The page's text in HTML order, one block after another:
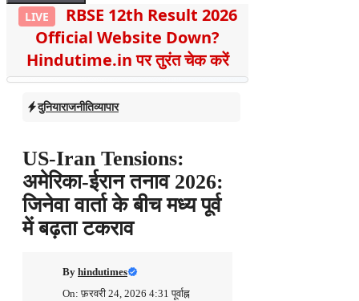
LIVE
RBSE 12th Result 2026
Official Website Down?
Hindutime.in पर तुरंत चेक करें
दुनियाराजनीतिव्यापार
US-Iran Tensions:
अमेरिका-ईरान तनाव 2026:
जिनेवा वार्ता के बीच मध्य पूर्व
में बढ़ता टकराव
By hindutimes
On: फ़रवरी 24, 2026 4:31 पूर्वाह्न